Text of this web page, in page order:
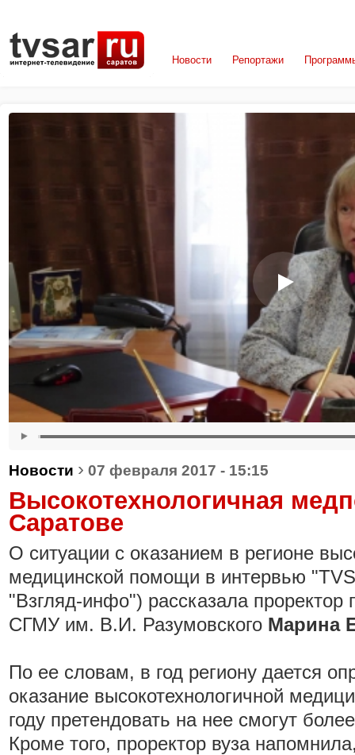
Новости Репортажи
Новости › 07 февраля 2017 - 15:15
Высокотехнологичная
Саратове
О ситуации с оказанием в регионе
медицинской помощи в интервью
"Взгляд-инфо") рассказала проректор
СГМУ им. В.И. Разумовского Марина
По ее словам, в год региону дается
оказание высокотехнологичной
году претендовать на нее смогут
Кроме того, проректор вуза